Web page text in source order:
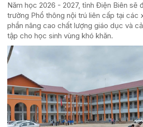
Năm học 2026 - 2027, tỉnh Điện Biên sẽ
trường Phổ thông nội trú liên cấp tại các
phần nâng cao chất lượng giáo dục và
tập cho học sinh vùng khó khăn.